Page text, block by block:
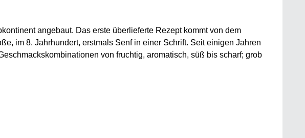
angebaut. Das erste überlieferte Rezept kommt von dem
im 8. Jahrhundert, erstmals Senf in einer Schrift. Seit einigen Jahren
von fruchtig, aromatisch, süß bis scharf; grob